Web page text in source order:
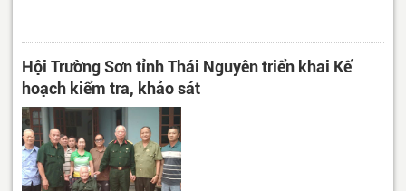
Hội Trường Sơn tỉnh Thái Nguyên triển khai Kế
hoạch kiểm tra, khảo sát